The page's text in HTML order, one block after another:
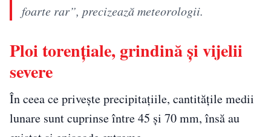
foarte rar”, precizează meteorologii.
Ploi torențiale, grindină și vijelii
severe
În ceea ce privește precipitațiile, cantitățile medii
lunare sunt cuprinse între 45 și 70 mm, însă au